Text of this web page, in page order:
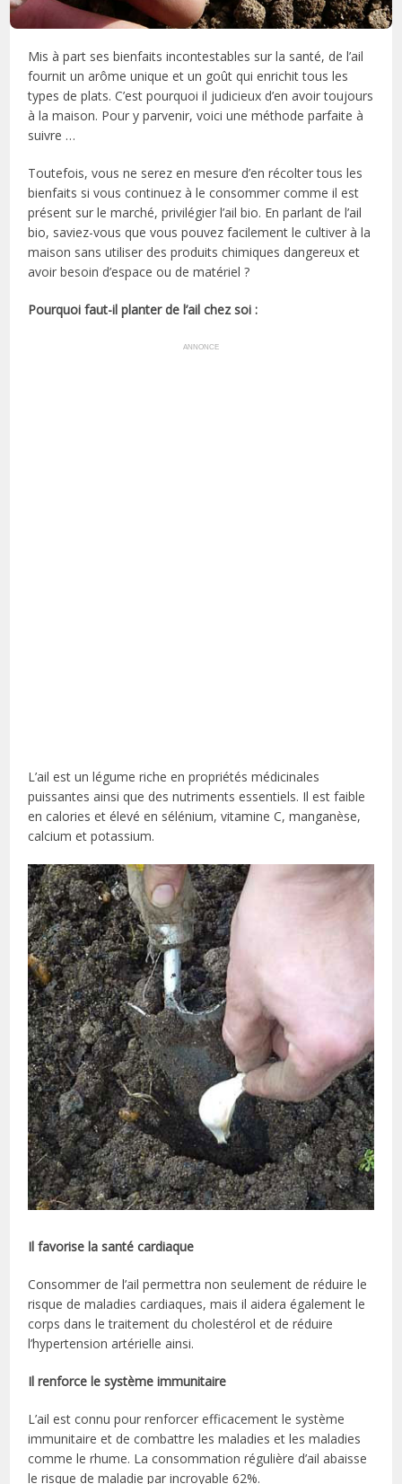
Mis à part ses bienfaits incontestables sur la santé, de l’ail
fournit un arôme unique et un goût qui enrichit tous les
types de plats. C’est pourquoi il judicieux d’en avoir toujours
à la maison. Pour y parvenir, voici une méthode parfaite à
suivre …
Toutefois, vous ne serez en mesure d’en récolter tous les
bienfaits si vous continuez à le consommer comme il est
présent sur le marché, privilégier l’ail bio. En parlant de l’ail
bio, saviez-vous que vous pouvez facilement le cultiver à la
maison sans utiliser des produits chimiques dangereux et
avoir besoin d’espace ou de matériel ?
Pourquoi faut-il planter de l’ail chez soi :
ANNONCE
L’ail est un légume riche en propriétés médicinales
puissantes ainsi que des nutriments essentiels. Il est faible
en calories et élevé en sélénium, vitamine C, manganèse,
calcium et potassium.
Il favorise la santé cardiaque
Consommer de l’ail permettra non seulement de réduire le
risque de maladies cardiaques, mais il aidera également le
corps dans le traitement du cholestérol et de réduire
l’hypertension artérielle ainsi.
Il renforce le système immunitaire
L’ail est connu pour renforcer efficacement le système
immunitaire et de combattre les maladies et les maladies
comme le rhume. La consommation régulière d’ail abaisse
le risque de maladie par incroyable 62%.